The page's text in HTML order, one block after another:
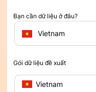
Bạn cần dữ liệu ở đâu?
Vietnam
Gói dữ liệu đề xuất
Vietnam